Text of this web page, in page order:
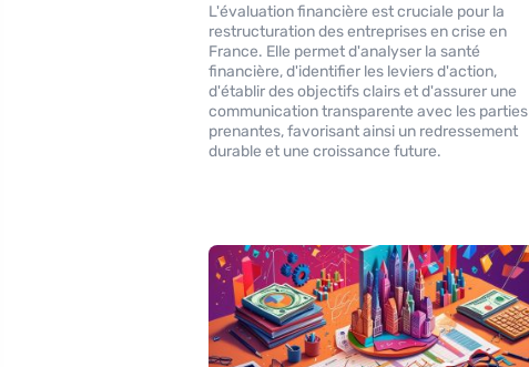
L'évaluation financière est cruciale pour la
restructuration des entreprises en crise en
France. Elle permet d'analyser la santé
financière, d'identifier les leviers d'action,
d'établir des objectifs clairs et d'assurer une
communication transparente avec les parties
prenantes, favorisant ainsi un redressement
durable et une croissance future.